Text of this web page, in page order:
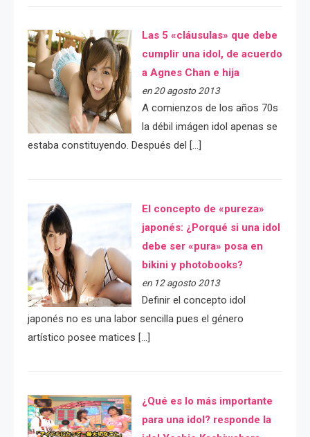
Las 5 «cláusulas» que debe
cumplir una idol, de acuerdo
a Agnes Chan e hija
en 20 agosto 2013
A comienzos de los años 70s
la débil imágen idol apenas se
estaba constituyendo. Después del […]
El concepto de «pureza»
japonés: ¿Porqué si una idol
debe ser «pura» posa en
bikini y photobooks?
en 12 agosto 2013
Definir el concepto idol
japonés no es una labor sencilla pues el género
artístico posee matices […]
¿Qué es lo más importante
para una idol? responde la